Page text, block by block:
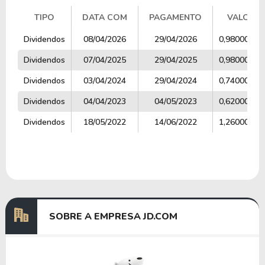
TIPO DATA COM PAGAMENTO
VALOR
TIPO
DATA COM PAGAMENTO VALOR
Dividendos 08/04/2026 29/04/2026
0,98000000
Dividendos
07/04/2025 29/04/2025
0,98000000
Dividendos
03/04/2024 29/04/2024
0,74000000
Dividendos
04/04/2023 04/05/2023
0,62000000
Dividendos
18/05/2022 14/06/2022 1,26000000
SOBRE A EMPRESA JD.COM